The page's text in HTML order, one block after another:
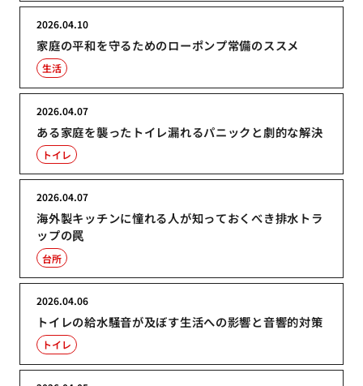
家庭の平和を守るためのローポンプ常備のススメ
2026.04.10
生活
ある家庭を襲ったトイレ漏れるパニックと劇的な解決
2026.04.07
トイレ
海外製キッチンに憧れる人が知っておくべき排水トラ
ップの罠
2026.04.07
台所
トイレの給水騒音が及ぼす生活への影響と音響的対策
2026.04.06
トイレ